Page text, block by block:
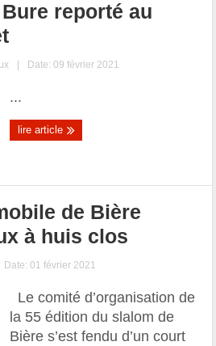
reporté au
| Date: 09 février 2021
...
lire article
de Bière
à huis clos
Date: 01 février 2021
Le comité d’organisation de
la 55 édition du slalom de
Bière s’est fendu d’un court